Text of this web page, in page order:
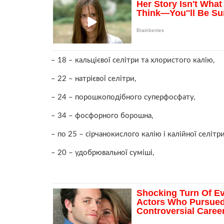
– 18 – кальцієвої селітри та хлористого калію,
– 22 – натрієвої селітри,
– 24 – порошкоподібного суперфосфату,
– 34 – фосфорного борошна,
– по 25 – сірчанокислого калію і калійної
– 20 – удобрювальної суміші,